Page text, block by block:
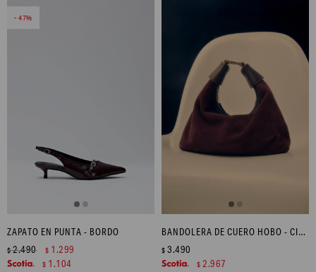
47
ZAPATO EN PUNTA - BORDO
$2.490 $ 1.299
$ 1.104
BANDOLERA DE CUERO HOBO - CIRUELA
$ 3.490
$ 2.967